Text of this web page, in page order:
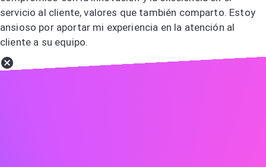
servicio al cliente, valores que también comparto. Estoy
ansioso por aportar mi experiencia en la atención al
cliente a su equipo.